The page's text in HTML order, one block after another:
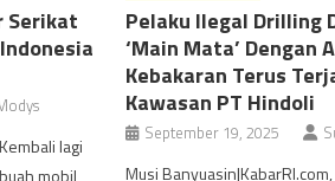
Serikat
lagi
mobil
Pelaku Ilegal Drilling
‘Main Mata’ Dengan
Kebakaran Terus
Kawasan PT Hindoli
September 19, 2025
Musi